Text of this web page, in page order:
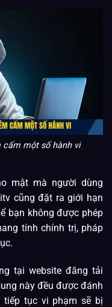
cấm một số hành vi
mật mà người dùng
cũng đặt ra giới hạn
bạn không được phép
tính chính trị, pháp
tại website đăng tải
này đều được đánh
tiếp tục vi phạm sẽ bị